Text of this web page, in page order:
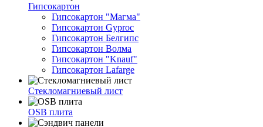
Гипсокартон
Гипсокартон "Магма"
Гипсокартон Gyproc
Гипсокартон Белгипс
Гипсокартон Волма
Гипсокартон "Knauf"
Гипсокартон Lafarge
Стекломагниевый лист
OSB плита